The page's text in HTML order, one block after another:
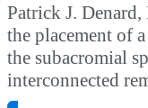
Patrick J.
the placement of
the subacromial
interconnected